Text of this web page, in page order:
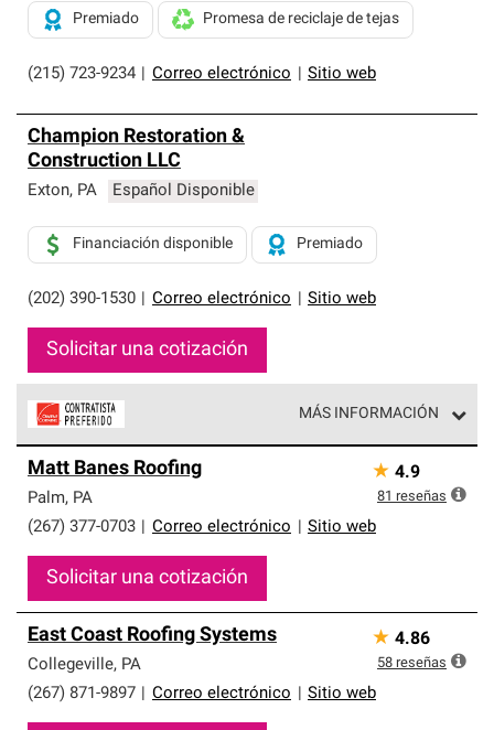
(215) 723-9234 Correo electrónico Sitio web
Premiado Promesa de reciclaje de tejas
Champion Restoration &
Construction LLC
Exton, PA Español Disponible
(202) 390-1530 Correo electrónico Sitio web
Financiación disponible Premiado
Solicitar una cotización
MÁS INFORMACIÓN
parte de una red exclusiva de profesionales de techos
que cumplen con altos estándares y requisitos estrictos
de profesionalismo y confiabilidad.
Matt Banes Roofing
Palm, PA
(267) 377-0703
Correo electrónico Sitio web
Solicitar una cotización
★ 4.9
81 reseñas
East Coast Roofing Systems
Collegeville, PA
(267) 871-9897
Correo electrónico Sitio web
★ 4.86
58 reseñas